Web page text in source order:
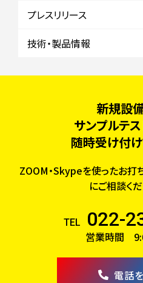
プレスリリース
技術・製品情報
新規設
サンプルテ
随時受け付け
ZOOM・Skypeを使ったお打
にご相談く
TEL 022-
営業時間
電話